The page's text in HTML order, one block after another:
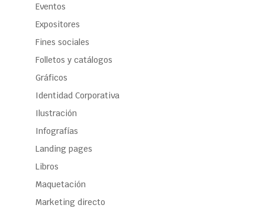
Eventos
Expositores
Fines sociales
Folletos y catálogos
Gráficos
Identidad Corporativa
Ilustración
Infografías
Landing pages
Libros
Maquetación
Marketing directo